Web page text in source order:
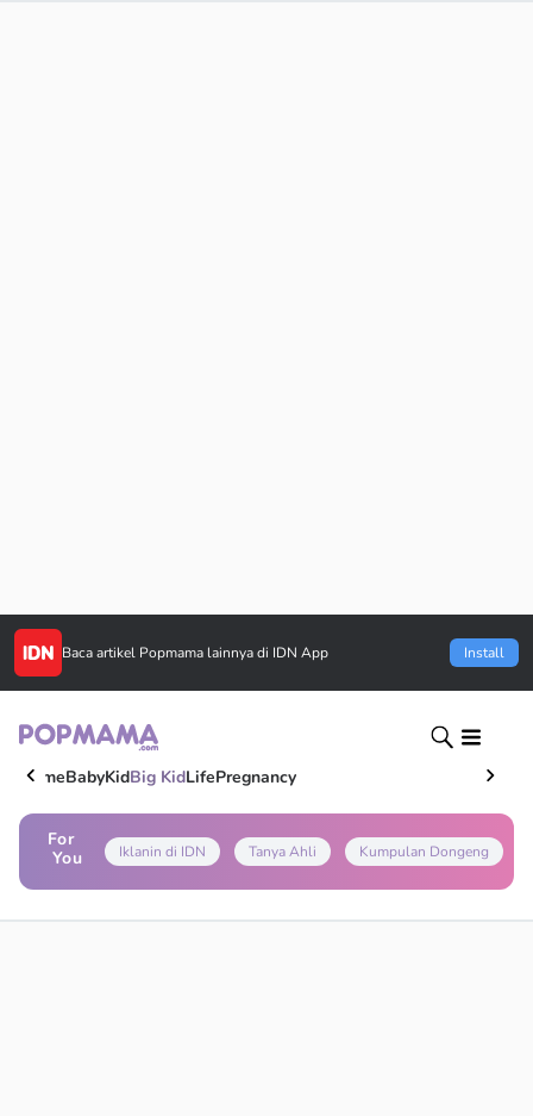
Baca artikel Popmama lainnya di IDN App Install
HomeBabyKidBig KidLifePregnancy
For
You
Iklanin di IDN Tanya Ahli Kumpulan Dongeng